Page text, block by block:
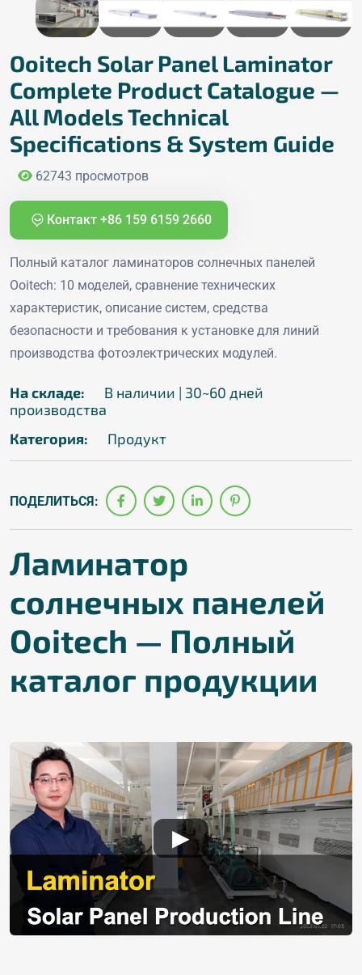
Ooitech Solar Panel Laminator
Complete Product Catalogue —
All Models Technical
Specifications & System Guide
62743 просмотров
Контакт +86 159 6159 2660
Полный каталог ламинаторов солнечных панелей
Ooitech: 10 моделей, сравнение технических
характеристик, описание систем, средства
безопасности и требования к установке для линий
производства фотоэлектрических модулей.
На складе:
В наличии | 30~60 дней
производства
Категория:
Продукт
ПОДЕЛИТЬСЯ:
Ламинатор
солнечных панелей
Ooitech — Полный
каталог продукции
▶